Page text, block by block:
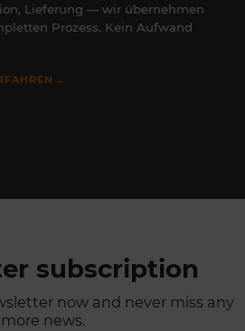
Lieferung — wir übernehmen
Prozess. Kein Aufwand
→
subscription
now and never miss any
more news.